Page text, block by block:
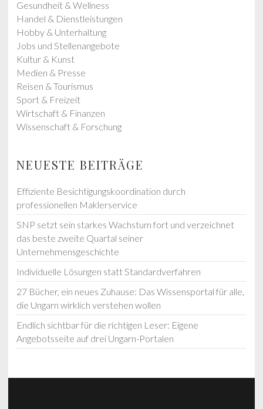
Gesundheit & Wellness
Handel & Dienstleistungen
Hobby & Unterhaltung
Jobs und Stellenangebote
Kultur & Kunst
Medien & Presse
Reisen & Tourismus
Sport & Freizeit
Wirtschaft & Finanzen
Wissenschaft & Forschung
NEUESTE BEITRÄGE
Effiziente Besichtigungskoordination durch
professionellen Maklerservice
SNP setzt sein starkes Wachstum fort und verzeichnet
das beste zweite Quartal seiner
Unternehmensgeschichte
Individuelle Lösungen statt Standardverfahren
27 Bücher, ein neues Zuhause: Das Wissensportal für alle,
die Ungarn wirklich verstehen wollen
Endlich sichtbar für die richtigen Leser: Eigene
Angebotsseite auf drei Ungarn-Portalen